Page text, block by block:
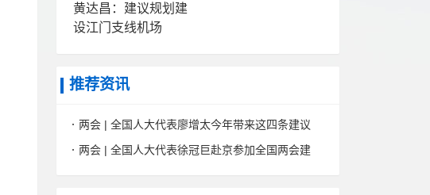
黄达昌：建议规划建
设江门支线机场
推荐资讯
两会 | 全国人大代表廖增太今年带来这四条建议
两会 | 全国人大代表徐冠巨赴京参加全国两会建